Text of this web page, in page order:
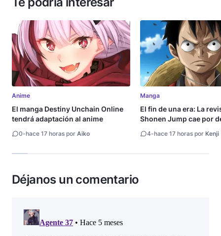
Anime
El manga Destiny Unchain Online
tendrá adaptación al anime
0-hace 17 horas por Aiko
Manga
El fin de una era: La
Shonen Jump cae por
4-hace 17 horas por Kenji
Déjanos un comentario